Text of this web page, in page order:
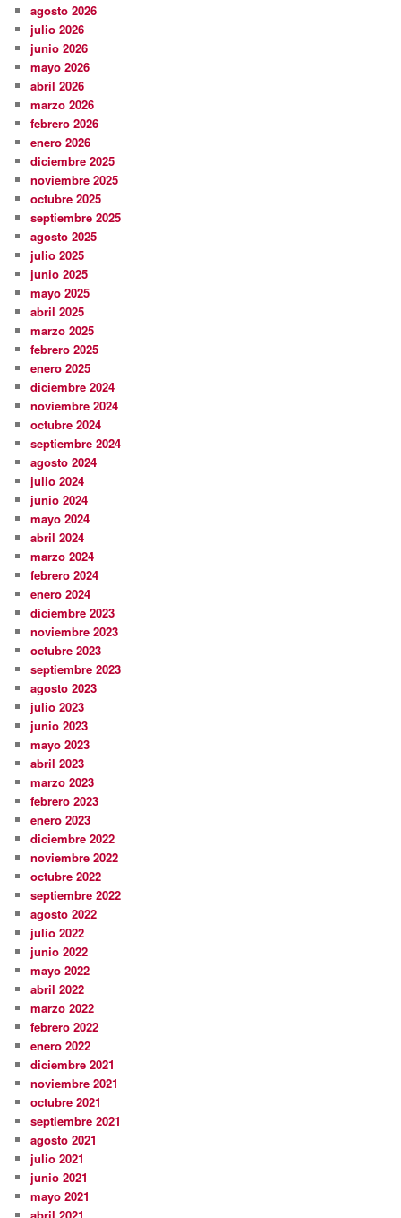
agosto 2026
julio 2026
junio 2026
mayo 2026
abril 2026
marzo 2026
febrero 2026
enero 2026
diciembre 2025
noviembre 2025
octubre 2025
septiembre 2025
agosto 2025
julio 2025
junio 2025
mayo 2025
abril 2025
marzo 2025
febrero 2025
enero 2025
diciembre 2024
noviembre 2024
octubre 2024
septiembre 2024
agosto 2024
julio 2024
junio 2024
mayo 2024
abril 2024
marzo 2024
febrero 2024
enero 2024
diciembre 2023
noviembre 2023
octubre 2023
septiembre 2023
agosto 2023
julio 2023
junio 2023
mayo 2023
abril 2023
marzo 2023
febrero 2023
enero 2023
diciembre 2022
noviembre 2022
octubre 2022
septiembre 2022
agosto 2022
julio 2022
junio 2022
mayo 2022
abril 2022
marzo 2022
febrero 2022
enero 2022
diciembre 2021
noviembre 2021
octubre 2021
septiembre 2021
agosto 2021
julio 2021
junio 2021
mayo 2021